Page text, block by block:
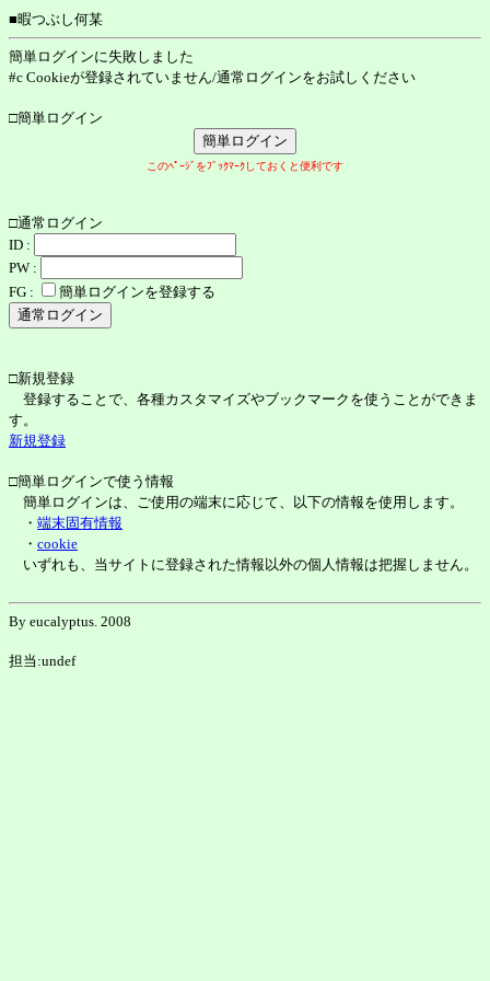
■暇つぶし何某
簡単ログインに失敗しました
#c Cookieが登録されていません/通常ログインをお試しください
□簡単ログイン
このﾍﾟｰｼﾞをﾌﾞｯｸﾏｰｸしておくと便利です
□通常ログイン
ID :
PW :
FG :
簡単ログインを登録する
□新規登録
登録することで、各種カスタマイズやブックマークを使うことができま
す。
新規登録
□簡単ログインで使う情報
簡単ログインは、ご使用の端末に応じて、以下の情報を使用します。
・ 端末固有情報
・ cookie
いずれも、当サイトに登録された情報以外の個人情報は把握しません。
By eucalyptus. 2008
担当:undef